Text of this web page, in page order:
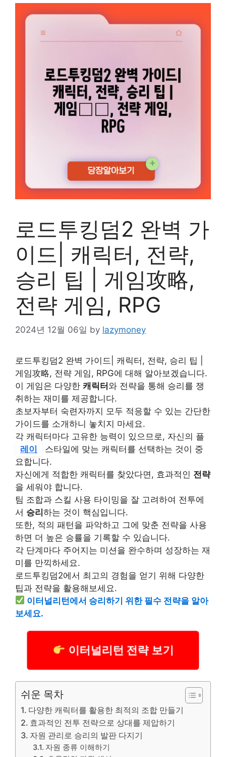
로드투킹덤2 완벽 가
이드| 캐릭터, 전략,
승리 팁 | 게임攻略,
전략 게임, RPG
2024년 12월 06일 by lazymoney
로드투킹덤2 완벽 가이드| 캐릭터, 전략, 승리 팁 |
게임攻略, 전략 게임, RPG에 대해 알아보겠습니다.
이 게임은 다양한 캐릭터와 전략을 통해 승리를 쟁
취하는 재미를 제공합니다.
초보자부터 숙련자까지 모두 적응할 수 있는 간단한
가이드를 소개하니 놓치지 마세요.
각 캐릭터마다 고유한 능력이 있으므로, 자신의 플
레이
스타일에 맞는 캐릭터를 선택하는 것이 중
요합니다.
자신에게 적합한 캐릭터를 찾았다면, 효과적인 전략
을 세워야 합니다.
팀 조합과 스킬 사용 타이밍을 잘 고려하여 전투에
서 승리하는 것이 핵심입니다.
또한, 적의 패턴을 파악하고 그에 맞춘 전략을 사용
하면 더 높은 승률을 기록할 수 있습니다.
각 단계마다 주어지는 미션을 완수하며 성장하는 재
미를 만끽하세요.
로드투킹덤2에서 최고의 경험을 얻기 위해 다양한
팁과 전략을 활용해보세요.
이터널리턴에서 승리하기 위한 필수 전략을 알아
보세요.
이터널리턴 전략 보기
쉬운 목차
다양한 캐릭터를 활용한 최적의 조합 만들기
효과적인 전투 전략으로 상대를 제압하기
자원 관리로 승리의 발판 다지기
자원 종류 이해하기